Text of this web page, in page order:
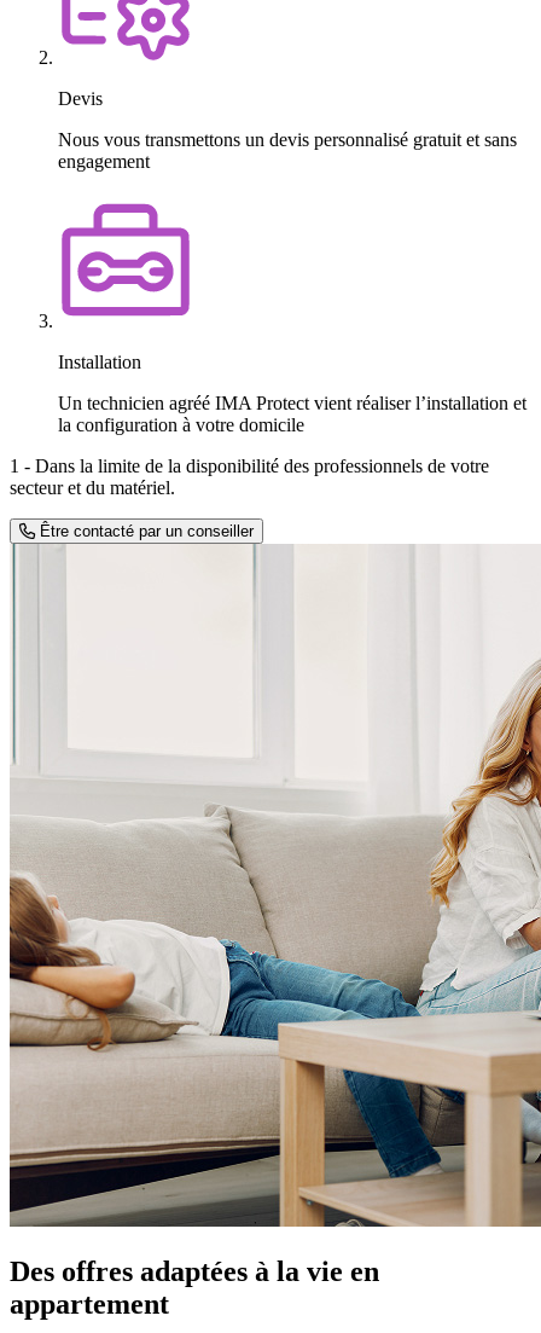
Devis
Nous vous transmettons un devis personnalisé gratuit et sans
engagement
Installation
Un technicien agréé IMA Protect vient réaliser l’installation et
la configuration à votre domicile
1 - Dans la limite de la disponibilité des professionnels de votre
secteur et du matériel.
Être contacté par un conseiller
Des offres adaptées à la vie en
appartement